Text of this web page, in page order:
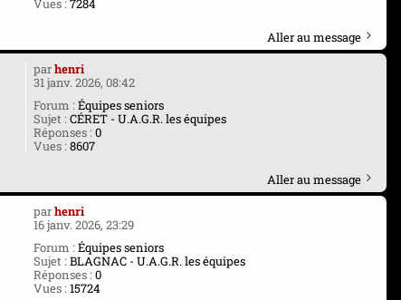
Vues :7284
Aller au message
parhenri
31 janv. 2026, 08:42
Forum :Équipes seniors
Sujet :CÉRET - U.A.G.R. les équipes
Réponses :0
Vues :8607
Aller au message
parhenri
16 janv. 2026, 23:29
Forum :Équipes seniors
Sujet :BLAGNAC - U.A.G.R. les équipes
Réponses :0
Vues :15724